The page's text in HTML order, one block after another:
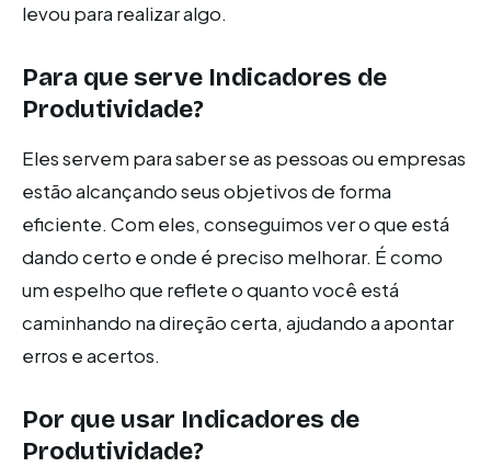
levou para realizar algo.
Para que serve Indicadores de
Produtividade?
Eles servem para saber se as pessoas ou empresas
estão alcançando seus objetivos de forma
eficiente. Com eles, conseguimos ver o que está
dando certo e onde é preciso melhorar. É como
um espelho que reflete o quanto você está
caminhando na direção certa, ajudando a apontar
erros e acertos.
Por que usar Indicadores de
Produtividade?